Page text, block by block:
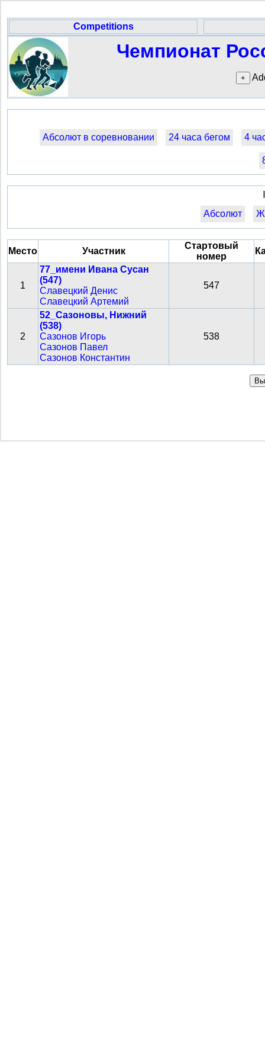
Competitions
Чемпионат
Абсолют в соревновании 24 часа бегом 4
Абсолют
Место Участник
Стартовый
номер
1
77_имени Ивана Сусан
(547)
Славецкий Денис
Славецкий Артемий
547
2
52_Сазоновы, Нижний
(538)
Сазонов Игорь
Сазонов Павел
Сазонов Константин
538